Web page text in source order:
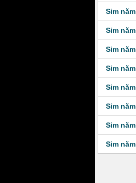
Sim
Sim
Sim
Sim
Sim
Sim
Sim
Sim